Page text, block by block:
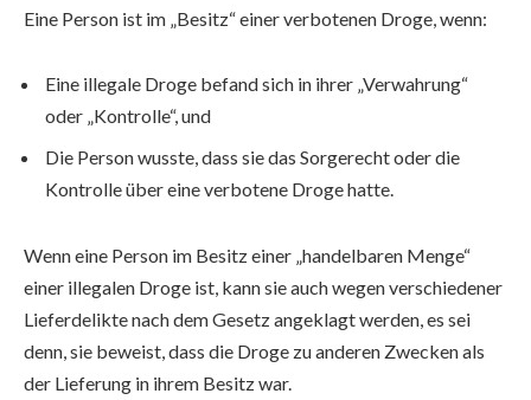
Eine Person ist im „Besitz“ einer verbotenen Droge, wenn:
Eine illegale Droge befand sich in ihrer „Verwahrung“
oder „Kontrolle“, und
Die Person wusste, dass sie das Sorgerecht oder die
Kontrolle über eine verbotene Droge hatte.
Wenn eine Person im Besitz einer „handelbaren Menge“
einer illegalen Droge ist, kann sie auch wegen verschiedener
Lieferdelikte nach dem Gesetz angeklagt werden, es sei
denn, sie beweist, dass die Droge zu anderen Zwecken als
der Lieferung in ihrem Besitz war.